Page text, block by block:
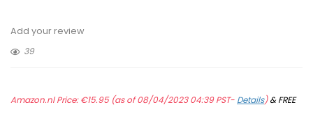
Add your review
39
Amazon.nl Price:€15.95(as of 08/04/2023 04:39 PST- Details)&FREE